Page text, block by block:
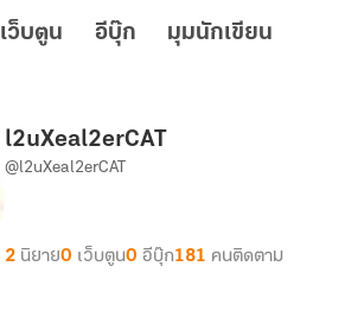
เว็บตูน อีบุ๊ก มุมนักเขียน
l2uXeal2erCAT
@l2uXeal2erCAT
2 นิยาย0 เว็บตูน0 อีบุ๊ก181 คนติดตาม